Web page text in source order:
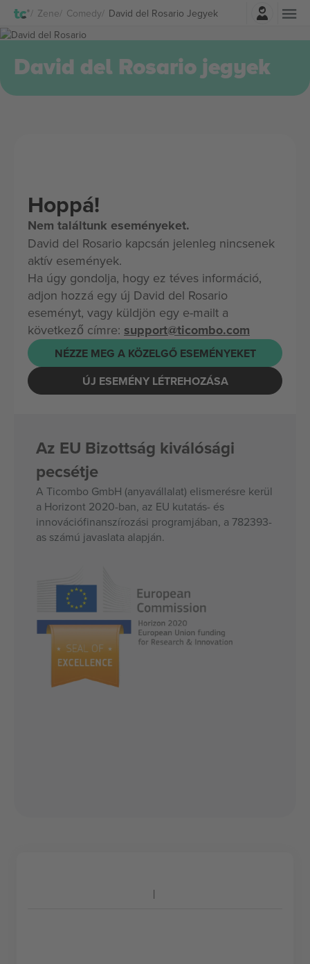
Zene Comedy David del Rosario Jegyek
Belépés
David del Rosario jegyek
Hoppá!
Nem találtunk eseményeket.
David del Rosario kapcsán jelenleg nincsenek
aktív események.
Ha úgy gondolja, hogy ez téves információ,
adjon hozzá egy új David del Rosario
eseményt, vagy küldjön egy e-mailt a
következő címre: support@ticombo.com
NÉZZE MEG A KÖZELGŐ ESEMÉNYEKET
ÚJ ESEMÉNY LÉTREHOZÁSA
Az EU Bizottság kiválósági
pecsétje
A Ticombo GmbH (anyavállalat) elismerésre kerül
a Horizont 2020-ban, az EU kutatás- és
innovációfinanszírozási programjában, a 782393-
as számú javaslata alapján.